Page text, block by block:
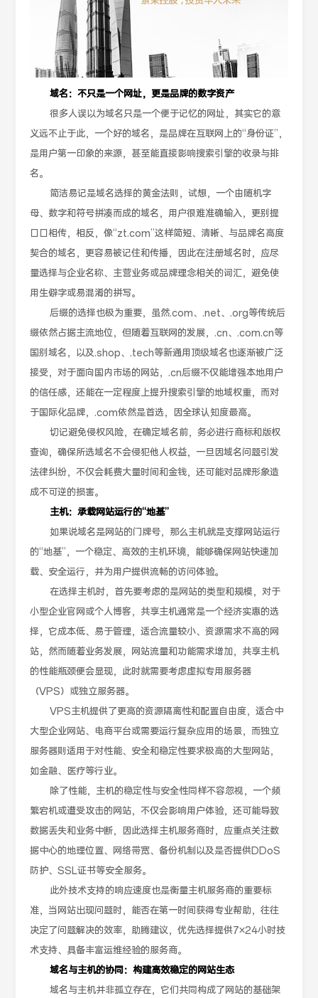
域名：不只是一个网址，更是品牌的数字资产
很多人误以为域名只是一个便于记忆的网址，其实它的意
义远不止于此，一个好的域名，是品牌在互联网上的“身份证”，
是用户第一印象的来源，甚至能直接影响搜索引擎的收录与排
名。
简洁易记是域名选择的黄金法则，试想，一个由随机字
母、数字和符号拼凑而成的域名，用户很难准确输入，更别提
口口相传，相反，像“zt.com”这样简短、清晰、与品牌名高度
契合的域名，更容易被记住和传播，因此在注册域名时，应尽
量选择与企业名称、主营业务或品牌理念相关的词汇，避免使
用生僻字或易混淆的拼写。
后缀的选择也极为重要，虽然.com、.net、.org等传统后
缀依然占据主流地位，但随着互联网的发展，.cn、.com.cn等
国别域名，以及.shop、.tech等新通用顶级域名也逐渐被广泛
接受，对于面向国内市场的网站，.cn后缀不仅能增强本地用户
的信任感，还能在一定程度上提升搜索引擎的地域权重，而对
于国际化品牌，.com依然是首选，因全球认知度最高。
切记避免侵权风险，在确定域名前，务必进行商标和版权
查询，确保所选域名不会侵犯他人权益，一旦因域名问题引发
法律纠纷，不仅会耗费大量时间和金钱，还可能对品牌形象造
成不可逆的损害。
主机：承载网站运行的“地基”
如果说域名是网站的门牌号，那么主机就是支撑网站运行
的“地基”，一个稳定、高效的主机环境，能够确保网站快速加
载、安全运行，并为用户提供流畅的访问体验。
在选择主机时，首先要考虑的是网站的类型和规模，对于
小型企业官网或个人博客，共享主机通常是一个经济实惠的选
择，它成本低、易于管理，适合流量较小、资源需求不高的网
站，然而随着业务发展，网站流量和功能需求增加，共享主机
的性能瓶颈便会显现，此时就需要考虑虚拟专用服务器
（VPS）或独立服务器。
VPS主机提供了更高的资源隔离性和配置自由度，适合中
大型企业网站、电商平台或需要运行复杂应用的场景，而独立
服务器则适用于对性能、安全和稳定性要求极高的大型网站，
如金融、医疗等行业。
除了性能，主机的稳定性与安全性同样不容忽视，一个频
繁宕机或遭受攻击的网站，不仅会影响用户体验，还可能导致
数据丢失和业务中断，因此选择主机服务商时，应重点关注数
据中心的地理位置、网络带宽、备份机制以及是否提供DDoS
防护、SSL证书等安全服务。
此外技术支持的响应速度也是衡量主机服务商的重要标
准，当网站出现问题时，能否在第一时间获得专业帮助，往往
决定了问题解决的效率，助腾建议，优先选择提供7×24小时技
术支持、具备丰富运维经验的服务商。
域名与主机的协同：构建高效稳定的网站生态
域名与主机并非孤立存在，它们共同构成了网站的基础架